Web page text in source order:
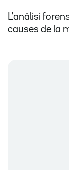
L'anàlisi
causes de la